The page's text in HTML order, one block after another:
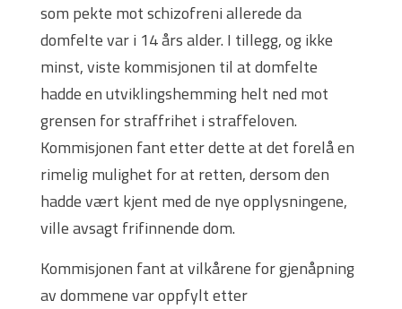
som pekte mot schizofreni allerede da
domfelte var i 14 års alder. I tillegg, og ikke
minst, viste kommisjonen til at domfelte
hadde en utviklingshemming helt ned mot
grensen for straffrihet i straffeloven.
Kommisjonen fant etter dette at det forelå en
rimelig mulighet for at retten, dersom den
hadde vært kjent med de nye opplysningene,
ville avsagt frifinnende dom.
Kommisjonen fant at vilkårene for gjenåpning
av dommene var oppfylt etter